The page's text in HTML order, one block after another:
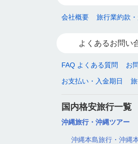
会社概要 旅行業約款
よくあるお問い
FAQ よくある質問 お
お支払い・入金期日
国内格安旅行一覧
沖縄旅行・沖縄ツアー
沖縄本島旅行・沖縄